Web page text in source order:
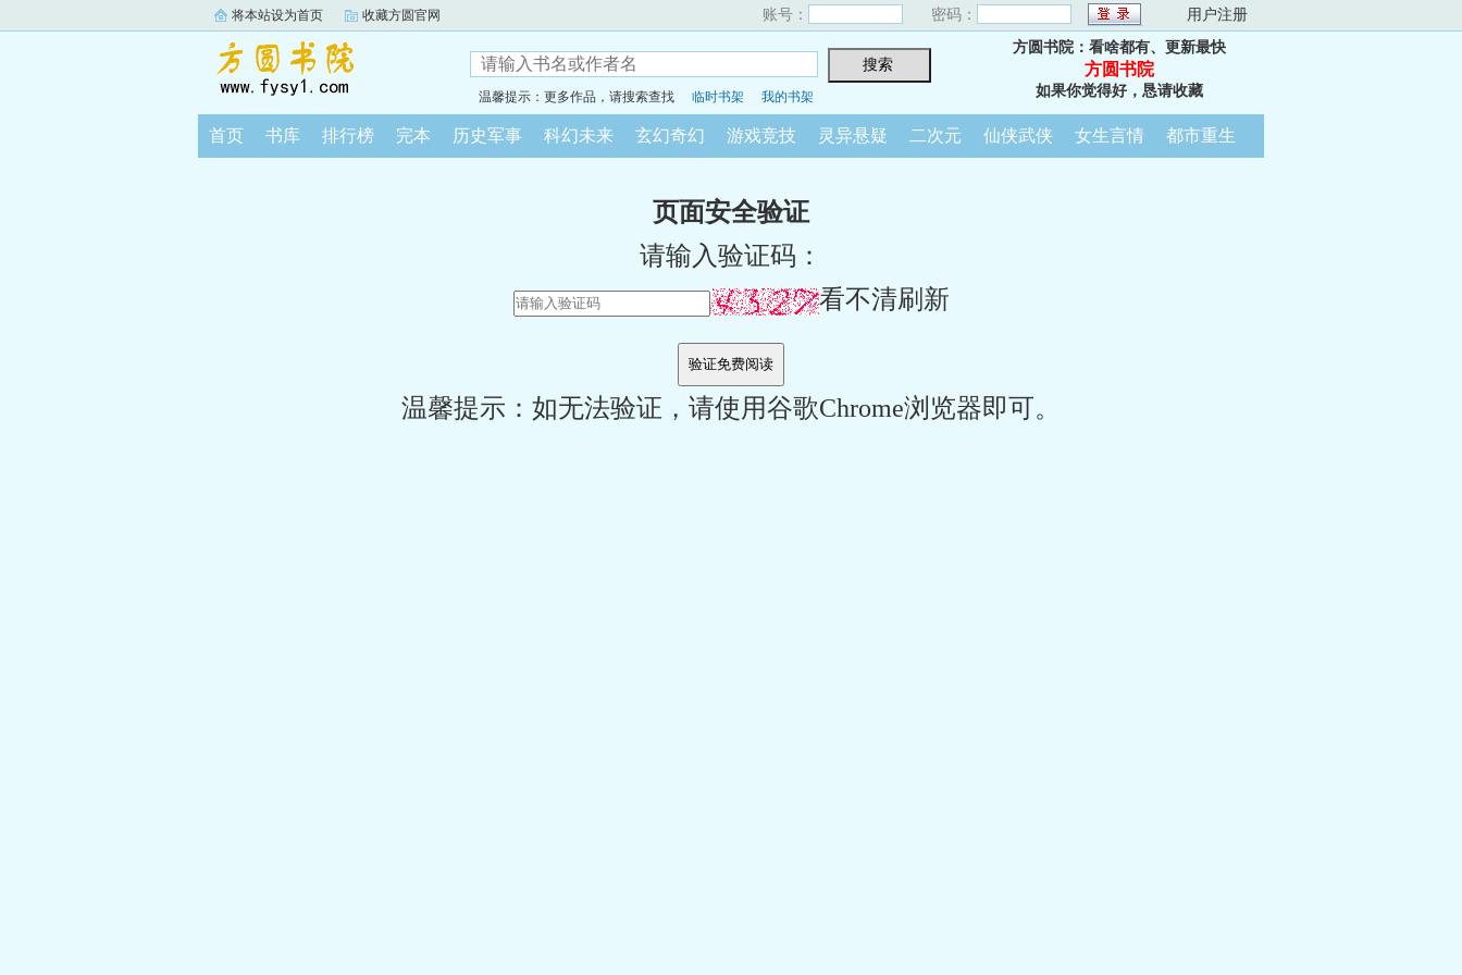
将本站设为首页 收藏方圆官网 账号： 密码： 用户注册
温馨提示：更多作品，请搜索查找 临时书架 我的书架
方圆书院：看啥都有、更新最快
方圆书院
如果你觉得好，恳请收藏
首页 书库 排行榜 完本 历史军事 科幻未来 玄幻奇幻 游戏竞技 灵异悬疑 二次元 仙侠武侠 女生言情 都市重生
页面安全验证
请输入验证码：
看不清刷新
温馨提示：如无法验证，请使用谷歌Chrome浏览器即可。